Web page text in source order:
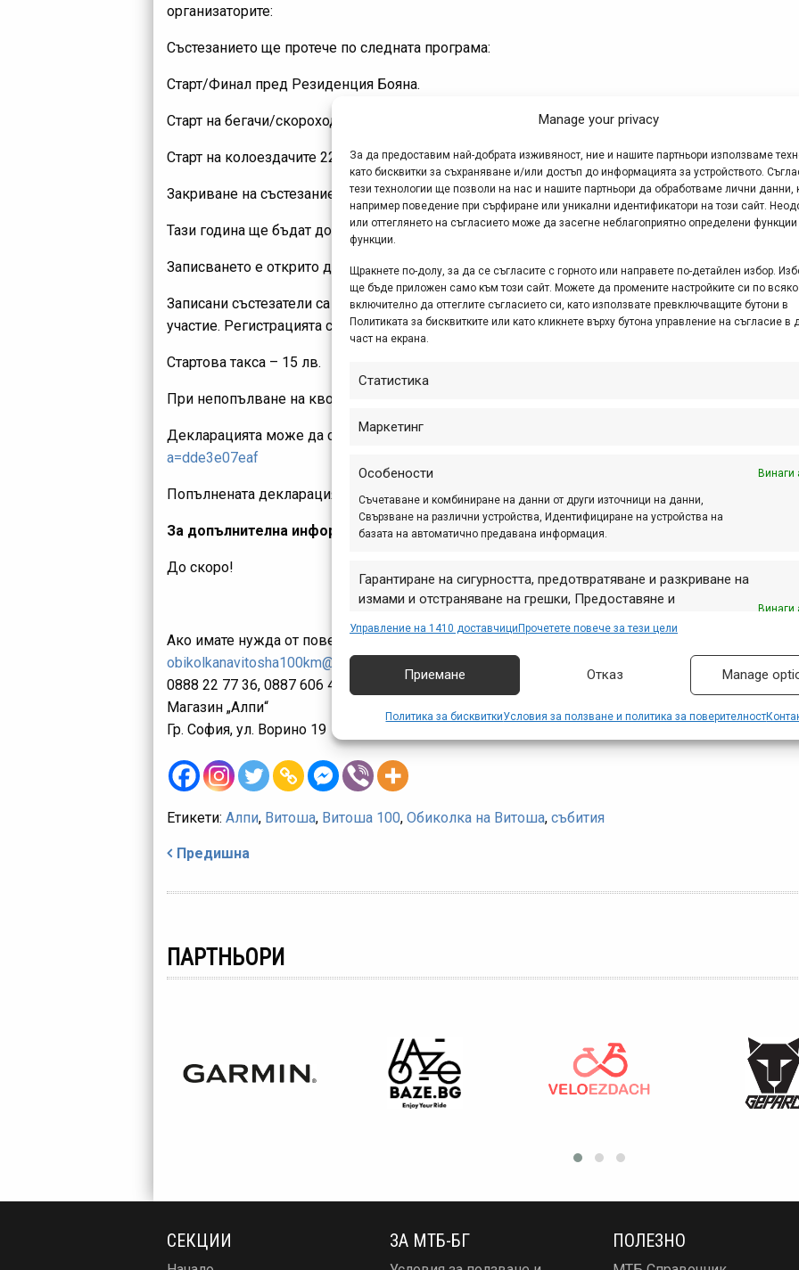
Manage your privacy
За да предоставим най-добрата изживяност, ние и нашите партньори използваме
като бисквитки за съхраняване и/или достъп до информацията за устройството.
тези технологии ще позволи на нас и нашите партньори да обработваме лични данни,
например поведение при сърфиране или уникални идентификатори на този сайт.
или оттеглянето на съгласието може да засегне неблагоприятно определени функции
функции.
Щракнете по-долу, за да се съгласите с горното или направете по-детайлен избор.
ще бъде приложен само към този сайт. Можете да промените настройките си по всяко
включително да оттеглите съгласието си, като използвате превключващите бутони в
Политиката за бисквитките или като кликнете върху бутона управление на съгласие в
част на екрана.
Статистика
Маркетинг
Особености Винаги
Съчетаване и комбиниране на данни от други източници на данни,
Свързване на различни устройства, Идентифициране на устройства на
базата на автоматично предавана информация.
Гарантиране на сигурността, предотвратяване и разкриване на
измами и отстраняване на грешки, Предоставяне и
съобщаване на избори за поверителност.
Винаги
Управление на 1410 доставчициПрочетете повече за тези цели
Приемане Отказ Manage
Политика за бисквиткиУсловия за ползване и политика за поверителност
организаторите:
Състезанието ще протече по следната програма:
Старт/Финал пред Резиденция Бояна.
Старт на бегачи/скороходците – 22.06.2013 (петък срещу събота) в 0:00 часа.
Старт на колоездачите 22.06.2013 в 7:00 часа.
Закриване на състезанието 22.06.2013 в 20:00 часа.
Тази година ще бъдат допуснати до участие 1000 души, като от тях 350 бегачи/скороходци и
Записването е открито до 19.06.2013 г. в 18:00 часа или до попълване на съответните квоти.
Записани състезатели са само тези, които са се регистрирали в сайта, предали са своите
участие. Регистрацията става тук:http://vitosha100km.bg/bg/user/register.
Стартова такса – 15 лв.
При непопълване на квотата и записване след закриването на редовното записване, таксата
Декларацията може да се изтегли от сайта на състезанието:
a=dde3e07eaf
Попълнената декларация и стартова такса трябва да бъдат предадени или изпратени в
За допълнителна информация проверявайтесайта на Обиколката
До скоро!
Ако имате нужда от повече информация:
obikolkanavitosha100km@gmail.com
0888 22 77 36, 0887 606 418
Магазин „Алпи“
Гр. София, ул. Ворино 19
Етикети: Алпи, Витоша, Витоша 100, Обиколка на Витоша, събития
Навигация
Предишна
ПАРТНЬОРИ
СЕКЦИИ ЗА МТБ-БГ ПОЛЕЗНО